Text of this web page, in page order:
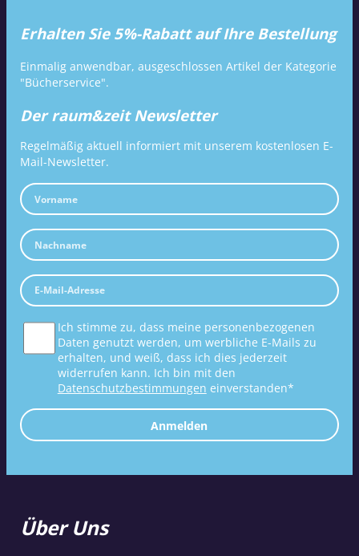
Erhalten Sie 5%-Rabatt auf Ihre Bestellung
Einmalig anwendbar, ausgeschlossen Artikel der Kategorie
"Bücherservice".
Der raum&zeit Newsletter
Regelmäßig aktuell informiert mit unserem kostenlosen E-
Mail-Newsletter.
Ich stimme zu, dass meine personenbezogenen
Daten genutzt werden, um werbliche E-Mails zu
erhalten, und weiß, dass ich dies jederzeit
widerrufen kann. Ich bin mit den
Datenschutzbestimmungen einverstanden*
Anmelden
Über Uns